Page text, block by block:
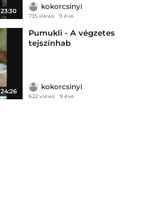
23:30
kokorcsinyi
735 views 9 éve
24:26
Pumukli - A végzetes
tejszínhab
kokorcsinyi
622 views 9 éve